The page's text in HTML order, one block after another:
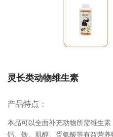
灵长类动物维生素
产品特点：
本品可以全面补充动物所需维生
钙、铁、肌醇、蛋氨酸等有益营